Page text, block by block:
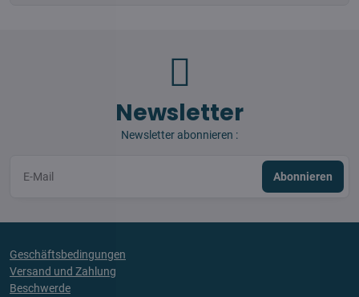
Newsletter
Newsletter abonnieren :
Abonnieren
Geschäftsbedingungen
Versand und Zahlung
Beschwerde